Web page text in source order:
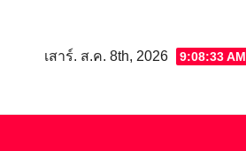
เสาร์. ส.ค. 8th, 2026 9:08:35 AM